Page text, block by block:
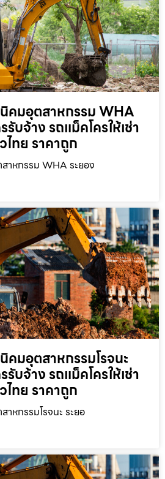
นิคมอุตสาหกรรม WHA
รับจ้าง รถแม็คโครให้เช่า
ทย ราคาถูก
าหกรรม WHA ระยอง
คมอุตสาหกรรมโรจนะ
รับจ้าง รถแม็คโครให้เช่า
ทย ราคาถูก
าหกรรมโรจนะ ระยอ